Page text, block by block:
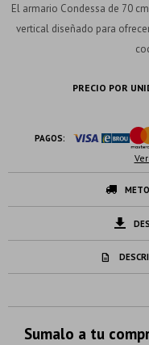
El armario Condessa de 70
vertical diseñado para
PRECIO POR
PAGOS:
Sumalo a tu